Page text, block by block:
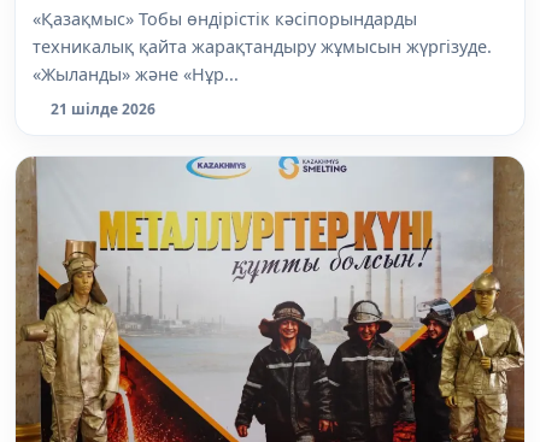
«Қазақмыс» Тобы өндірістік кәсіпорындарды
техникалық қайта жарақтандыру жұмысын жүргізуде.
«Жыланды» және «Нұр...
21 шілде 2026